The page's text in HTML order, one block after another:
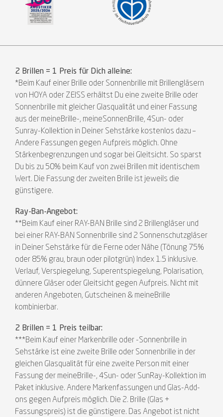
2 Brillen = 1 Preis für Dich alleine:
*Beim Kauf einer Brille oder Sonnenbrille mit Brillengläsern
von HOYA oder ZEISS erhältst Du eine zweite Brille oder
Sonnenbrille mit gleicher Glasqualität und einer Fassung
aus der meineBrille-, meineSonnenBrille, 4Sun- oder
Sunray-Kollektion in Deiner Sehstärke kostenlos dazu –
Andere Fassungen gegen Aufpreis möglich. Ohne
Stärkenbegrenzungen und sogar bei Gleitsicht. So sparst
Du bis zu 50% beim Kauf von zwei Brillen mit identischem
Wert. Die Fassung der zweiten Brille ist jeweils die
günstigere.
Ray-Ban-Angebot:
**Beim Kauf einer RAY-BAN Brille sind 2 Brillengläser und
bei einer RAY-BAN Sonnenbrille sind 2 Sonnenschutzgläser
in Deiner Sehstärke für die Ferne oder Nähe (Tönung 75%
oder 85% grau, braun oder pilotgrün) Index 1.5 inklusive.
Verlauf, Verspiegelung, Superentspiegelung, Polarisation,
dünnere Gläser oder Gleitsicht gegen Aufpreis. Nicht mit
anderen Angeboten, Gutscheinen & meineBrille
kombinierbar.
2 Brillen = 1 Preis teilbar:
***Beim Kauf einer Markenbrille oder -Sonnenbrille in
Sehstärke ist eine zweite Brille oder Sonnenbrille in der
gleichen Glasqualität für eine zweite Person mit einer
Fassung der meineBrille-, 4Sun- oder SunRay-Kollektion im
Paket inklusive. Andere Markenfassungen und Glas-Add-
ons gegen Aufpreis möglich. Die 2. Brille (Glas +
Fassungspreis) ist die günstigere. Das Angebot ist nicht